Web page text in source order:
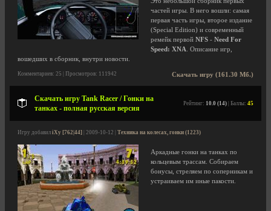
частей игры. В него вошли: самая
первая часть игры, второе издание
(Special Edition) и современный
ремейк первой NFS - Need For
Speed: XNA . Описание игр,
вошедших в сборник, внутри новости.
Скачать игру (161.30 Мб.)
Комментариев: 25 | Просмотров: 111942
Скачать игру Tank Racer / Гонки на
танках - полная русская версия
Рейтинг: 10.0 (14) | Баллы: 45
Игру добавил iXy [762|44] | 2009-10-12 | Техника на колесах, гонки (1223)
Аркадные гонки на танках по
кольцевым трассам. Собираем
бонусы, стреляем по соперникам и
устраиваем им иные пакости.